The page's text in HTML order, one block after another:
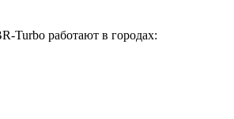
Turbo работают в городах: